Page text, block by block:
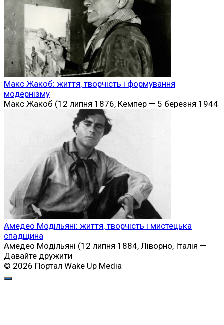
Макс Жакоб: життя, творчість і формування
модернізму
Макс Жакоб (12 липня 1876, Кемпер — 5 березня 1944
Амедео Модільяні: життя, творчість і мистецька
спадщина
Амедео Модільяні (12 липня 1884, Ліворно, Італія —
Давайте дружити
© 2026 Портал Wake Up Media